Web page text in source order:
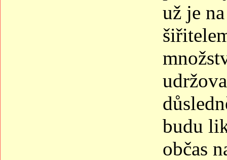
už je
budu
občas